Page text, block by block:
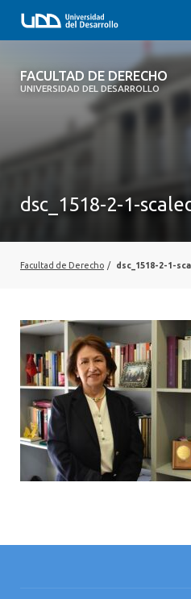
FACULTAD DE DERECHO
UNIVERSIDAD DEL DESARROLLO
FACULTAD DE DERECHO
SOBRE LA FACULTAD
VINCULACIÓN CON EL MEDIO
INTERNACIONAL
dsc_1518-2-1-
Facultad de Derecho / dsc_1518-2-1-